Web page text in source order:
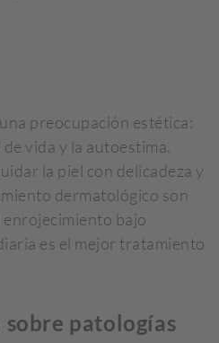
preocupación estética:
vida y la autoestima.
la piel con delicadeza y
dermatológico son
enrojecimiento bajo
es el mejor tratamiento
patologías